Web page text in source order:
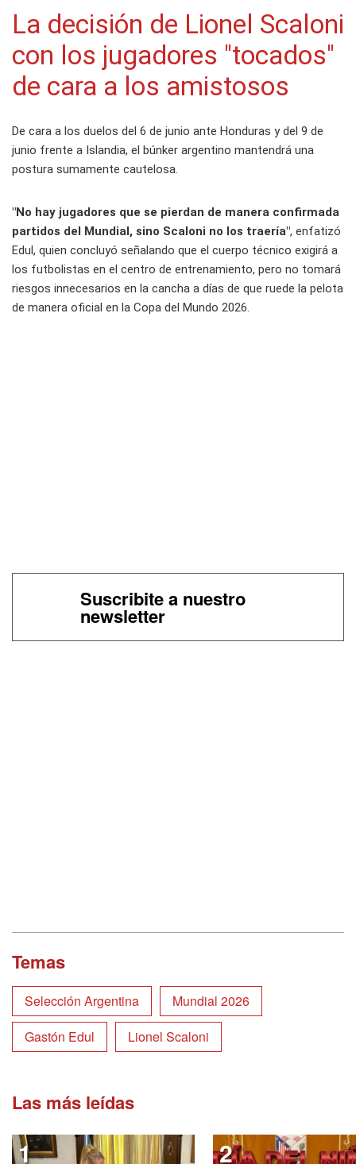
La decisión de Lionel Scaloni
con los jugadores "tocados"
de cara a los amistosos
De cara a los duelos del 6 de junio ante Honduras y del 9 de
junio frente a Islandia, el búnker argentino mantendrá una
postura sumamente cautelosa.
"No hay jugadores que se pierdan de manera confirmada
partidos del Mundial, sino Scaloni no los traería", enfatizó
Edul, quien concluyó señalando que el cuerpo técnico exigirá a
los futbolistas en el centro de entrenamiento, pero no tomará
riesgos innecesarios en la cancha a días de que ruede la pelota
de manera oficial en la Copa del Mundo 2026.
Suscribite a nuestro
newsletter
Temas
Selección Argentina
Mundial 2026
Gastón Edul
Lionel Scaloni
Las más leídas